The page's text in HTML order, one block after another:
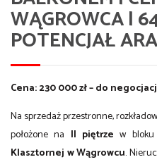
WĄGROWCA |
POTENCJAŁ
Cena: 230 000 zł – do
Na sprzedaż przestronne,
położone na II piętrze w bloku
Klasztornej w Wągrowcu.